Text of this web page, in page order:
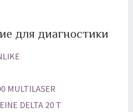
для диагностики
MULTILASER
DELTA 20 T